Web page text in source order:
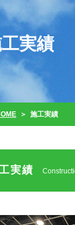
実績
施工実績
実績